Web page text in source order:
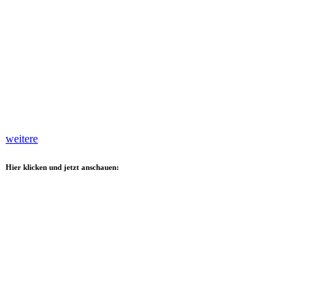
weitere
Hier klicken und jetzt anschauen: